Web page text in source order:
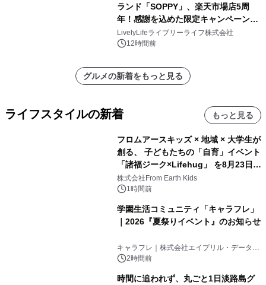
ランド「SOPPY」、楽天市場店5周
年！感謝を込めた限定キャンペーンを
8月10日より開催
LivelyLifeライブリーライフ株式会社
12時間前
グルメの新着をもっと見る
ライフスタイルの新着 もっと見る
フロムアースキッズ × 地域 × 大学生が
創る、 子どもたちの「自育」イベント
「諸福ジーク×Lifehug」 を8月23日
(日)開催
株式会社From Earth Kids
1時間前
学園生活コミュニティ「キャラフレ」
｜2026『夏祭りイベント』のお知らせ
キャラフレ｜株式会社エイプリル・データ・
デザインズ
2時間前
時間に追われず、丸ごと1日淡路島グ